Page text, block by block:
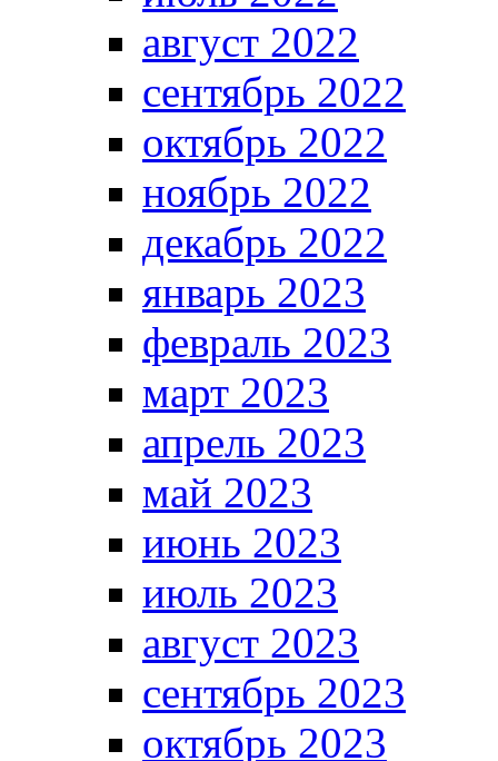
август 2022
сентябрь 2022
октябрь 2022
ноябрь 2022
декабрь 2022
январь 2023
февраль 2023
март 2023
апрель 2023
май 2023
июнь 2023
июль 2023
август 2023
сентябрь 2023
октябрь 2023